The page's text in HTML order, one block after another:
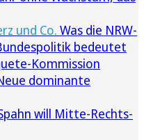
und Co. Was die NRW-
bedeutet
Kommission
dominante
will Mitte-Rechts-